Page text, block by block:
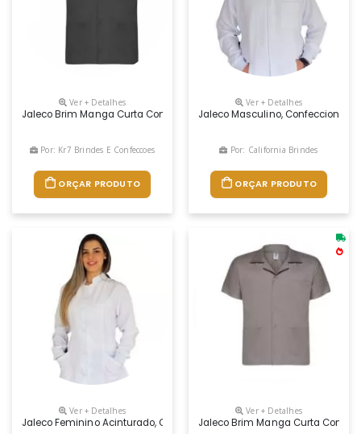
Ver + Detalhes
Jaleco Brim Manga Curta Com 3 Bolsos
Por: Kr7 Brindes E Confeccoes
ORÇAR PRODUTO
Ver + Detalhes
Jaleco Masculino, Confeccionado
Por: California Brindes
ORÇAR PRODUTO
Ver + Detalhes
Jaleco Feminino Acinturado, Confeccionado Com Tecido 100%
Ver + Detalhes
Jaleco Brim Manga Curta Com 3